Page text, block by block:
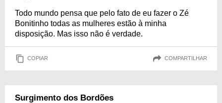
Todo mundo pensa que pelo fato de eu fazer o Zé
Bonitinho todas as mulheres estão à minha
disposição. Mas isso não é verdade.
COPIAR COMPARTILHAR
Surgimento dos Bordões